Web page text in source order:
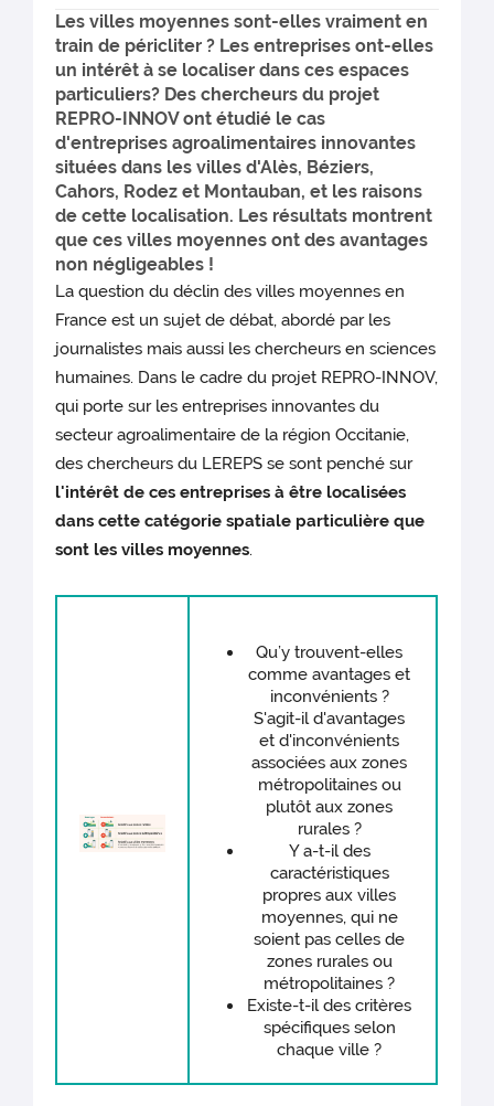
Les villes moyennes sont-elles vraiment en
train de péricliter ? Les entreprises ont-elles
un intérêt à se localiser dans ces espaces
particuliers? Des chercheurs du projet
REPRO-INNOV ont étudié le cas
d'entreprises agroalimentaires innovantes
situées dans les villes d'Alès, Béziers,
Cahors, Rodez et Montauban, et les raisons
de cette localisation. Les résultats montrent
que ces villes moyennes ont des avantages
non négligeables !
La question du déclin des villes moyennes en
France est un sujet de débat, abordé par les
journalistes mais aussi les chercheurs en sciences
humaines. Dans le cadre du projet REPRO-INNOV,
qui porte sur les entreprises innovantes du
secteur agroalimentaire de la région Occitanie,
des chercheurs du LEREPS se sont penché sur
l'intérêt de ces entreprises à être localisées
dans cette catégorie spatiale particulière que
sont les villes moyennes.
Qu’y trouvent-elles
comme avantages et
inconvénients ?
S'agit-il d'avantages
et d'inconvénients
associées aux zones
métropolitaines ou
plutôt aux zones
rurales ?
Y a-t-il des
caractéristiques
propres aux villes
moyennes, qui ne
soient pas celles de
zones rurales ou
métropolitaines ?
Existe-t-il des critères
spécifiques selon
chaque ville ?